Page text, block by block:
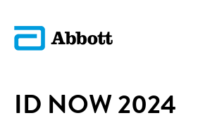
ID NOW 2024